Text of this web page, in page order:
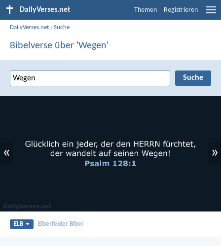
DailyVerses.net Themen Registrieren
DailyVerses.net ›Suche
Bibelverse über 'Wegen'
« »
ELB Elberfelder Bibel